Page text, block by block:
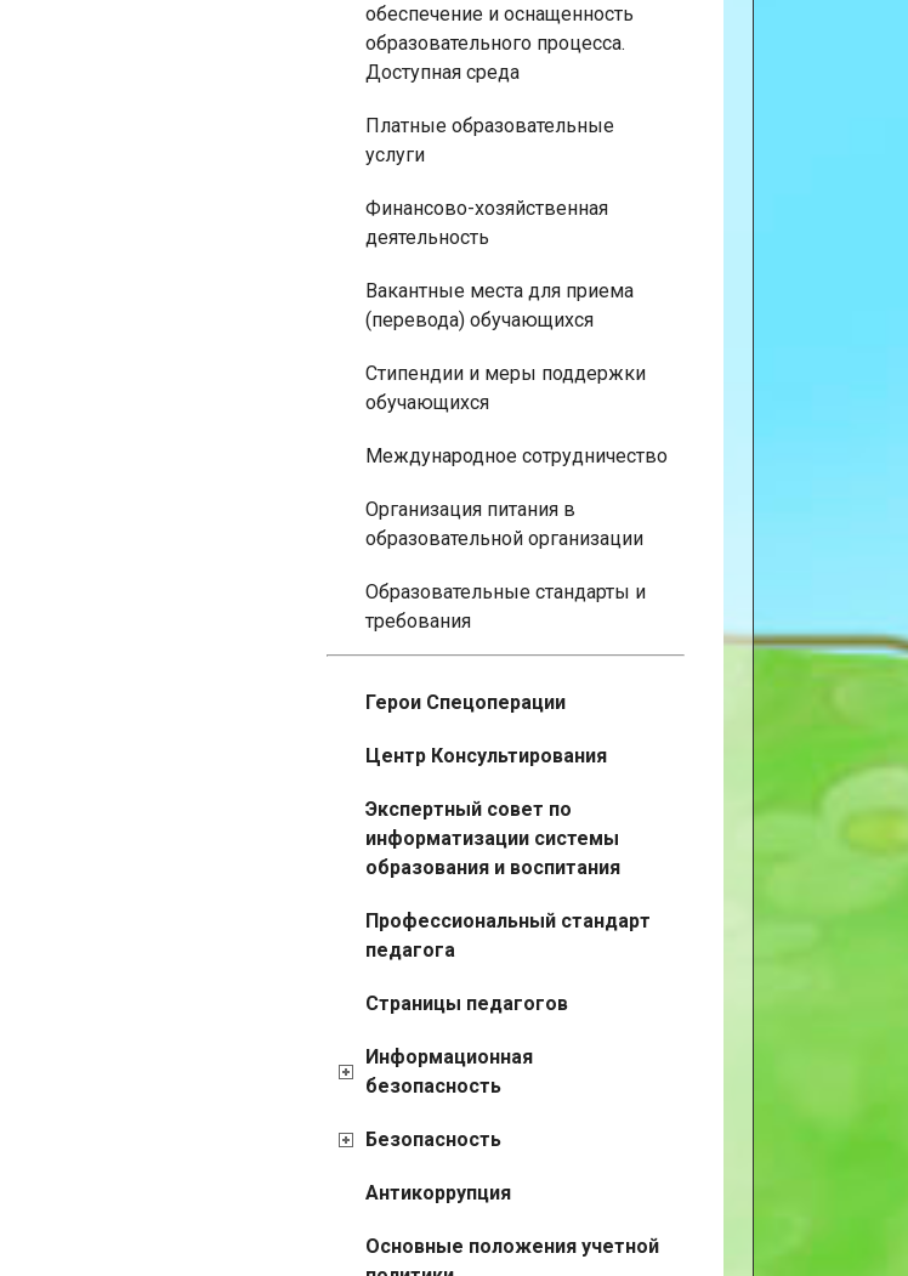
обеспечение и оснащенность
образовательного процесса.
Доступная среда
Платные образовательные
услуги
Финансово-хозяйственная
деятельность
Вакантные места для приема
(перевода) обучающихся
Стипендии и меры поддержки
обучающихся
Международное сотрудничество
Организация питания в
образовательной организации
Образовательные стандарты и
требования
Герои Спецоперации
Центр Консультирования
Экспертный совет по
информатизации системы
образования и воспитания
Профессиональный стандарт
педагога
Страницы педагогов
Информационная
безопасность
Безопасность
Антикоррупция
Основные положения учетной